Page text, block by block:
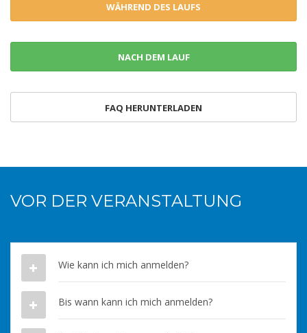
WÄHREND DES LAUFS
NACH DEM LAUF
FAQ HERUNTERLADEN
VOR DER VERANSTALTUNG
Wie kann ich mich anmelden?
Bis wann kann ich mich anmelden?